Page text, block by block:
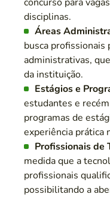
disciplinas.
Áreas
busca profissionais
administrativas,
da instituição.
Estágios e
estudantes e
programas de
experiência prática
Profissionais de
medida que a
profissionais
possibilitando a